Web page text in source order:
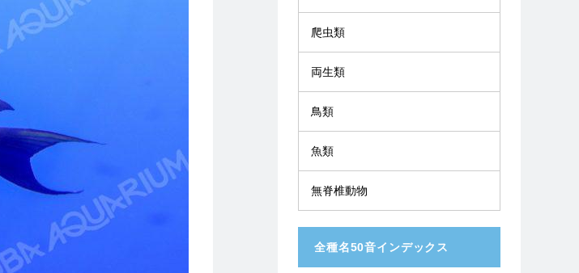
爬虫類
両生類
鳥類
魚類
無脊椎動物
全種名50音インデックス